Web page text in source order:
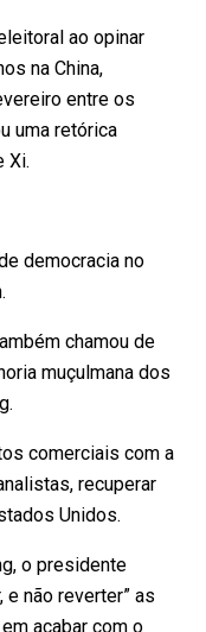
ao opinar
na China,
entre os
uma retórica
Xi.
democracia no
chamou de
muçulmana dos
comerciais com a
recuperar
Unidos.
o presidente
não reverter” as
acabar com o